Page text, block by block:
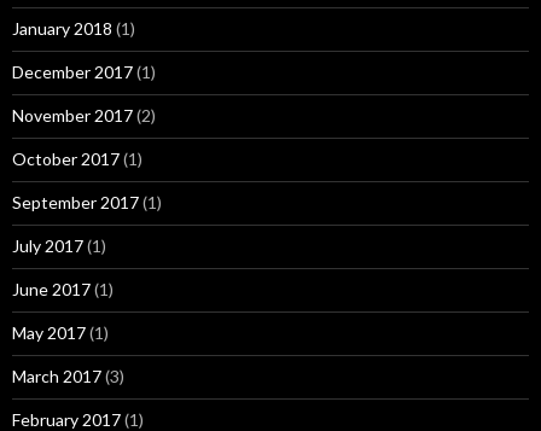
January 2018 (1)
December 2017(1)
November 2017(2)
October 2017(1)
September 2017(1)
July 2017(1)
June 2017(1)
May 2017(1)
March 2017(3)
February 2017(1)